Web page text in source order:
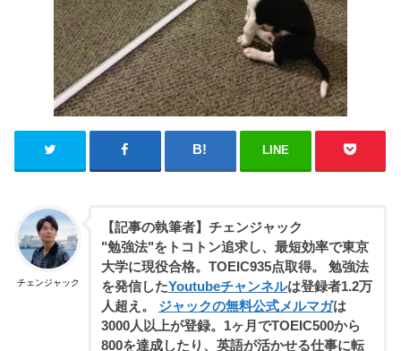
LINE
チェンジャック
【記事の執筆者】チェンジャック
"勉強法"をトコトン追求し、最短効率で東京
大学に現役合格。TOEIC935点取得。 勉強法
を発信したYoutubeチャンネルは登録者1.2万
人超え。 ジャックの無料公式メルマガは
3000人以上が登録。1ヶ月でTOEIC500から
800を達成したり、英語が活かせる仕事に転